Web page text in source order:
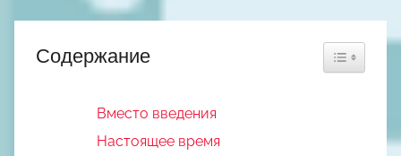
Содержание Toggle
Вместо введения
Настоящее время